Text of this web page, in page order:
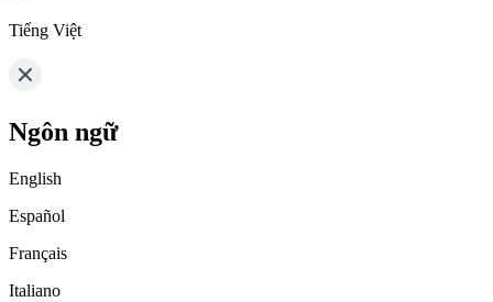
Tiếng Việt
Ngôn ngữ
English
Español
Français
Italiano